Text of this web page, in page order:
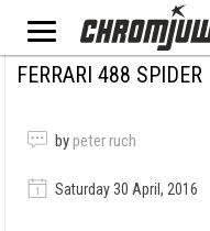
FERRARI 488 SPIDER
by peter ruch
Saturday 30 April, 2016